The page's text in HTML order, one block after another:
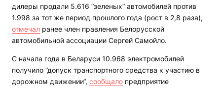
дилеры продали 5.616 “зеленых“ автомобилей против
1.998 за тот же период прошлого года (рост в 2,8 раза),
отмечал ранее член правления Белорусской
автомобильной ассоциации Сергей Самойло.
С начала года в Беларуси 10.968 электромобилей
получило “допуск транспортного средства к участию в
дорожном движении“, сообщало предприятие